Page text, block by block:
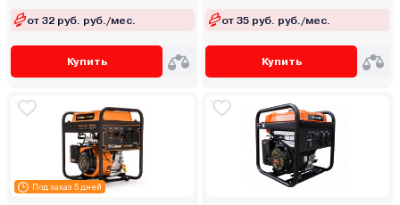
от 32 руб. руб./мес.
Купить
от 35 руб. руб./мес.
Купить
Под заказ 5 дней